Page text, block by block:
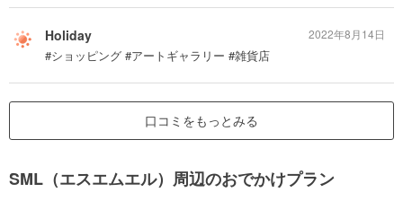
Holiday
#ショッピング #アートギャラリー #雑貨店
2022年8月14日
口コミをもっとみる
SML（エスエムエル）周辺のおでかけプラン